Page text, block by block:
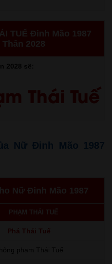
TUẾ Đinh Mão 1987
Thân 2028
2028 sẽ:
Thái Tuế
Nữ Đinh Mão 1987
Nữ Đinh Mão 1987
PHẠM THÁI TUẾ
Phá Thái Tuế
phạm Thái Tuế